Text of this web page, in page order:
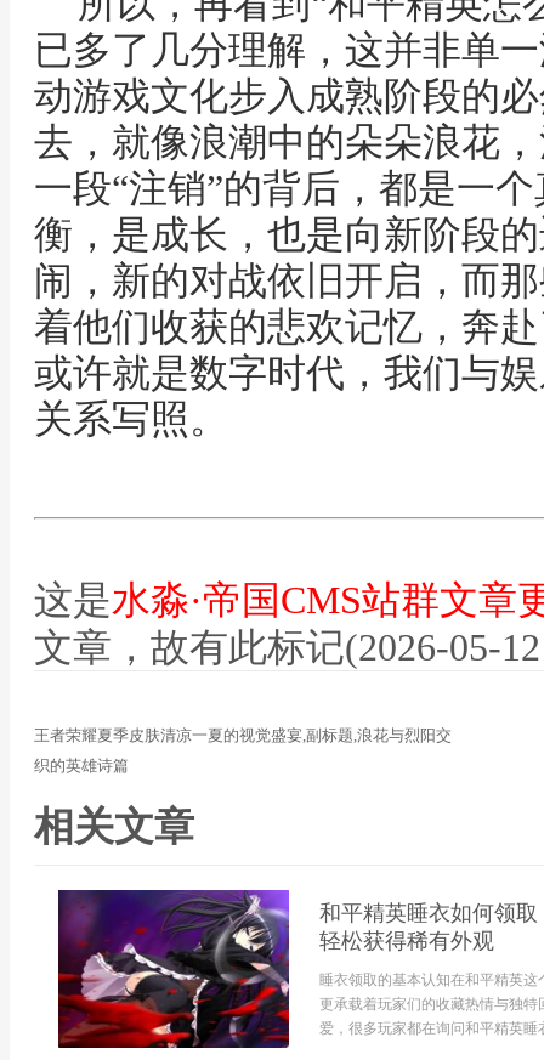
已多了几分理解，这并非单
动游戏文化步入成熟阶段的
去，就像浪潮中的朵朵浪花
一段“注销”的背后，都是一
衡，是成长，也是向新阶段
闹，新的对战依旧开启，而
着他们收获的悲欢记忆，奔
或许就是数字时代，我们与
关系写照。
这是水淼·帝国CMS站群文章
文章，故有此标记(2026-05-
王者荣耀夏季皮肤清凉一夏的视觉盛宴,副标题,浪花与烈阳交
织的英雄诗篇
相关文章
和平精英睡衣如何领
轻松获得稀有外观
睡衣领取的基本认知在和平精英
更承载着玩家们的收藏热情与独
爱，很多玩家都在询问和平精英